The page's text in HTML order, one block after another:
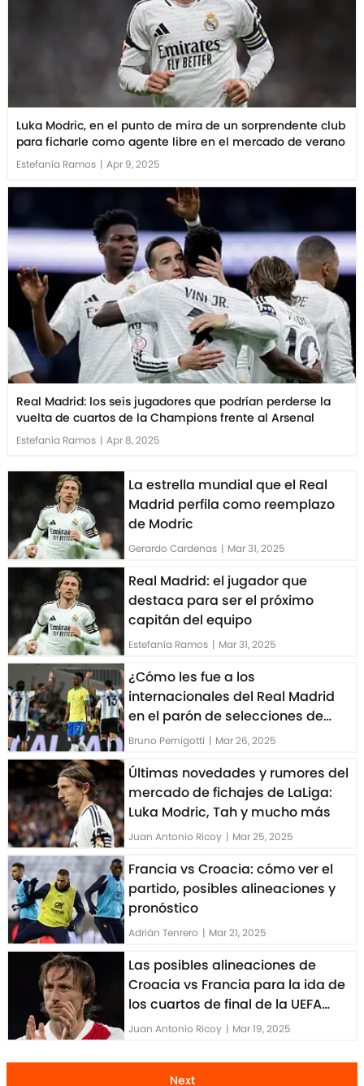
Luka Modric, en el punto de mira de un sorprendente club
para ficharle como agente libre en el mercado de verano
Estefanía Ramos | Apr 9, 2025
Real Madrid: los seis jugadores que podrían perderse la
vuelta de cuartos de la Champions frente al Arsenal
Estefanía Ramos | Apr 8, 2025
La estrella mundial que el Real
Madrid perfila como reemplazo
de Modric
Gerardo Cardenas | Mar 31, 2025
Real Madrid: el jugador que
destaca para ser el próximo
capitán del equipo
Estefanía Ramos | Mar 31, 2025
¿Cómo les fue a los
internacionales del Real Madrid
en el parón de selecciones de
marzo 2025?
Bruno Pernigotti | Mar 26, 2025
Últimas novedades y rumores del
mercado de fichajes de LaLiga:
Luka Modric, Tah y mucho más
Juan Antonio Ricoy | Mar 25, 2025
Francia vs Croacia: cómo ver el
partido, posibles alineaciones y
pronóstico
Adrián Tenrero | Mar 21, 2025
Las posibles alineaciones de
Croacia vs Francia para la ida de
los cuartos de final de la UEFA
Nations League 2025
Juan Antonio Ricoy | Mar 19, 2025
Next